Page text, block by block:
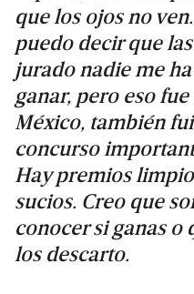
que los ojos no
puedo decir que
jurado nadie me
ganar, pero eso
México, también
concurso
Hay premios
sucios. Creo que
conocer si ganas o
los descarto.